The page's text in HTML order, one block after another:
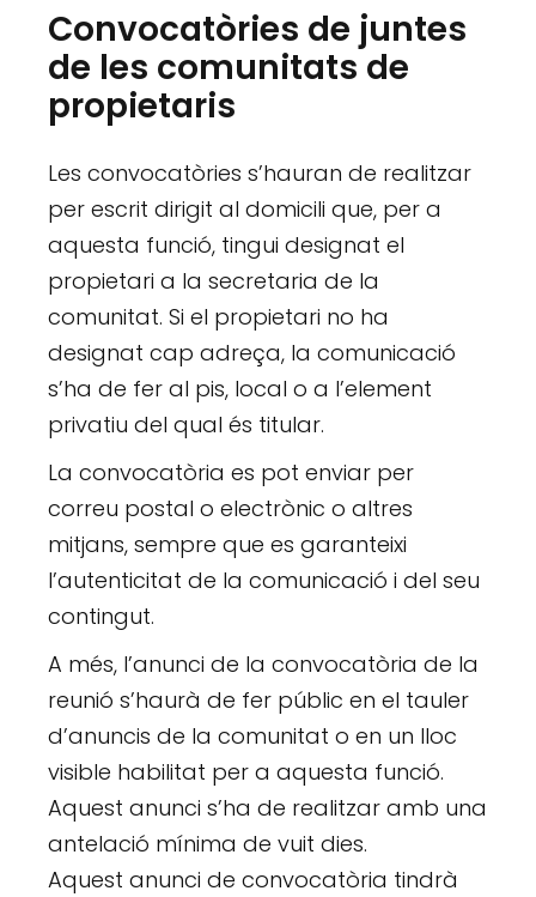
Convocatòries de juntes
de les comunitats de
propietaris
Les convocatòries s’hauran de realitzar
per escrit dirigit al domicili que, per a
aquesta funció, tingui designat el
propietari a la secretaria de la
comunitat. Si el propietari no ha
designat cap adreça, la comunicació
s’ha de fer al pis, local o a l’element
privatiu del qual és titular.
La convocatòria es pot enviar per
correu postal o electrònic o altres
mitjans, sempre que es garanteixi
l’autenticitat de la comunicació i del seu
contingut.
A més, l’anunci de la convocatòria de la
reunió s’haurà de fer públic en el tauler
d’anuncis de la comunitat o en un lloc
visible habilitat per a aquesta funció.
Aquest anunci s’ha de realitzar amb una
antelació mínima de vuit dies.
Aquest anunci de convocatòria tindrà